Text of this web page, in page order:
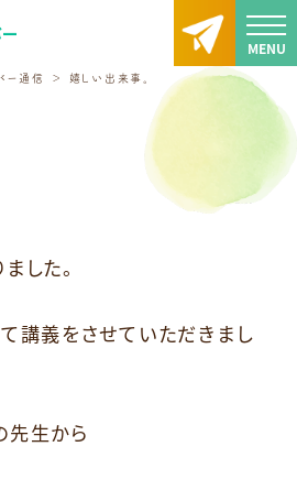
ー通信 嬉しい出来事。
した。
講義をさせていただきまし
先生から